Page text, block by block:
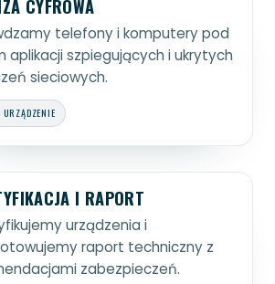
CYFROWA
telefony i komputery pod
aplikacji szpiegujących i ukrytych
sieciowych.
I RAPORT
urządzenia i
raport techniczny z
zabezpieczeń.